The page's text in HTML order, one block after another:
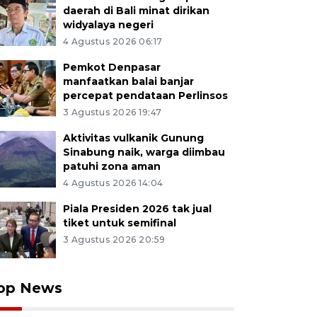
daerah di Bali minat dirikan
widyalaya negeri
4 Agustus 2026 06:17
Pemkot Denpasar
manfaatkan balai banjar
percepat pendataan Perlinsos
3 Agustus 2026 19:47
Aktivitas vulkanik Gunung
Sinabung naik, warga diimbau
patuhi zona aman
4 Agustus 2026 14:04
Piala Presiden 2026 tak jual
tiket untuk semifinal
3 Agustus 2026 20:59
News